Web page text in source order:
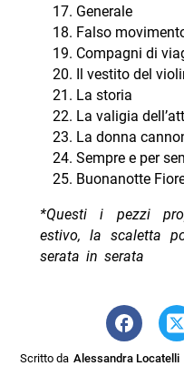
Generale
Falso
Compagni di
Il vestito del
La storia
La valigia
La donna
Sempre e per
Buonanotte
*Questi i pezzi
estivo, la scaletta
serata in serata
Scritto da Alessandra Locatelli